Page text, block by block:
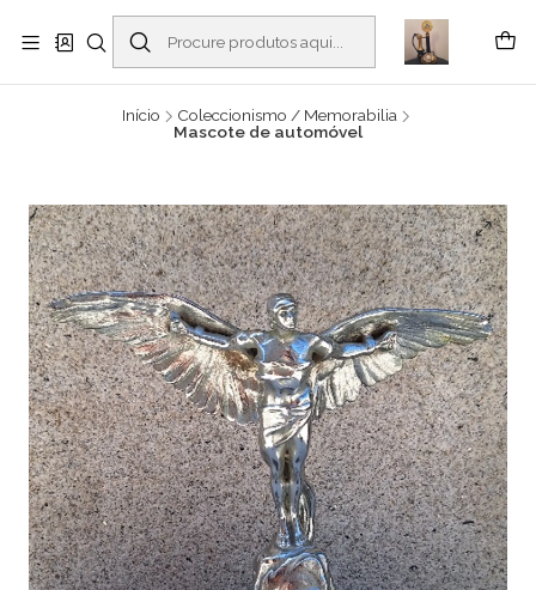
Buscantiguidades - Leilões. Colecionismo e antiguidades em Viana do
Castelo -
Ler mais
Início
Coleccionismo / Memorabilia
Mascote de automóvel